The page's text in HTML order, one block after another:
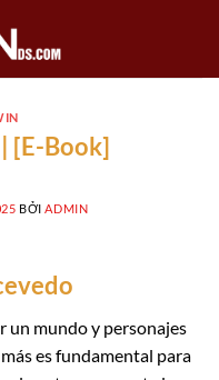
[E-Book]
BỞI ADMIN
un mundo y personajes
es fundamental para